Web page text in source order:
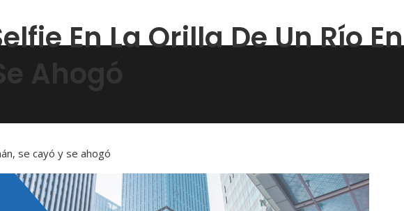
En La Orilla De Un Río En
Ahogó